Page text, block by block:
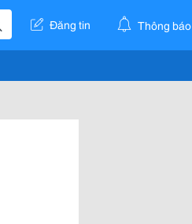
Đăng tin Thông báo